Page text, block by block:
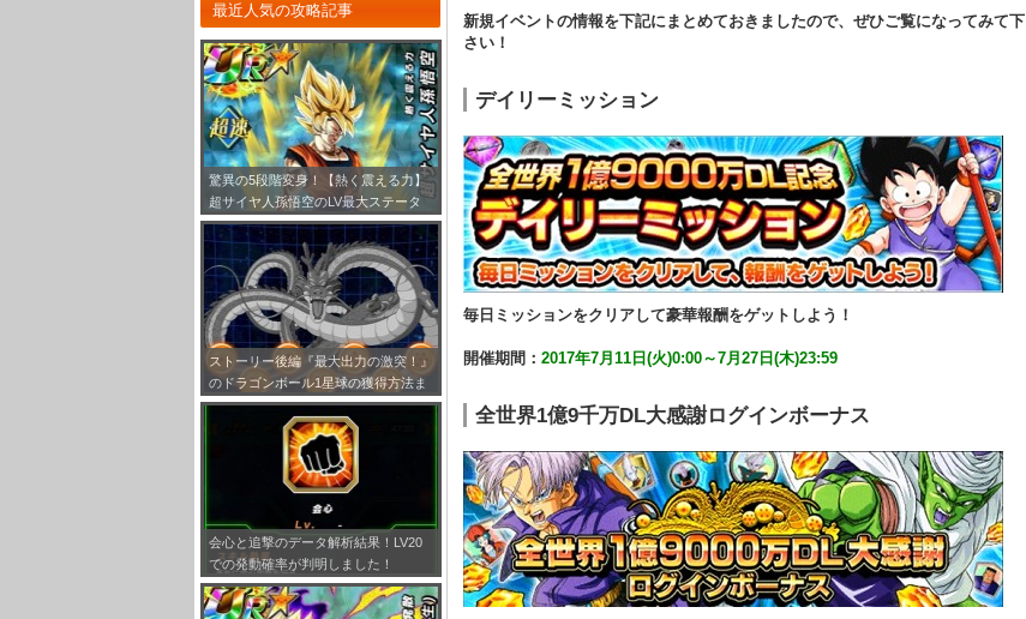
最近人気の攻略記事
驚異の5段階変身！【熱く震える力】
超サイヤ人孫悟空のLV最大ステータ
ス！
ストーリー後編『最大出力の激突！』
のドラゴンボール1星球の獲得方法ま
とめ！
会心と追撃のデータ解析結果！LV20
での発動確率が判明しました！
新規イベントの情報を下記にまとめておきましたので、ぜひご覧になってみて下
さい！
デイリーミッション
毎日ミッションをクリアして豪華報酬をゲットしよう！
開催期間： 2017年7月11日(火)0:00～7月27日(木)23:59
全世界1億9千万DL大感謝ログインボーナス